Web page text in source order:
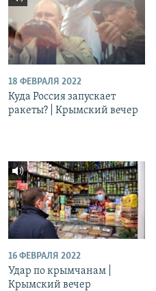
18 ФЕВРАЛЯ 2022
Куда Россия запускает
ракеты? | Крымский вечер
16 ФЕВРАЛЯ 2022
Удар по крымчанам |
Крымский вечер